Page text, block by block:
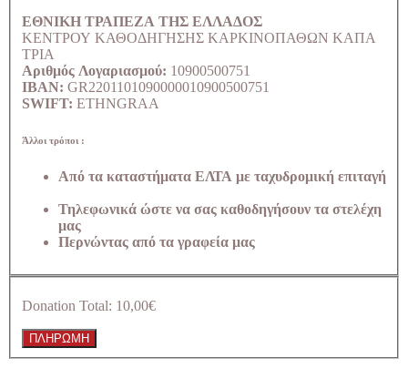
ΕΘΝΙΚΗ ΤΡΑΠΕΖΑ ΤΗΣ ΕΛΛΑΔΟΣ
ΚΕΝΤΡΟΥ ΚΑΘΟΔΗΓΗΣΗΣ ΚΑΡΚΙΝΟΠΑΘΩΝ ΚΑΠΑ
ΤΡΙΑ
Αριθμός Λογαριασμού: 10900500751
IBAN: GR2201101090000010900500751
SWIFT: ETHNGRAA
Άλλοι τρόποι :
Από τα καταστήματα ΕΛΤΑ με ταχυδρομική επιταγή
Τηλεφωνικά ώστε να σας καθοδηγήσουν τα στελέχη
μας
Περνώντας από τα γραφεία μας
Donation Total: 10,00€